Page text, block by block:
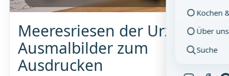
Kochen
Über uns
Suche
Meeresriesen der Urzeit –
Ausmalbilder zum
Ausdrucken